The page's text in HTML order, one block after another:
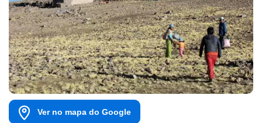
Ver no mapa do Google